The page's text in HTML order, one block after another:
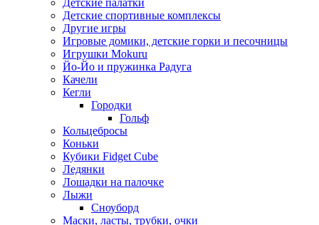
Детские палатки
Детские спортивные комплексы
Другие игры
Игровые домики, детские горки и песочницы
Игрушки Mokuru
Йо-Йо и пружинка Радуга
Качели
Кегли
Городки
Гольф
Кольцебросы
Коньки
Кубики Fidget Cube
Ледянки
Лошадки на палочке
Лыжи
Сноуборд
Маски, ласты, трубки, очки